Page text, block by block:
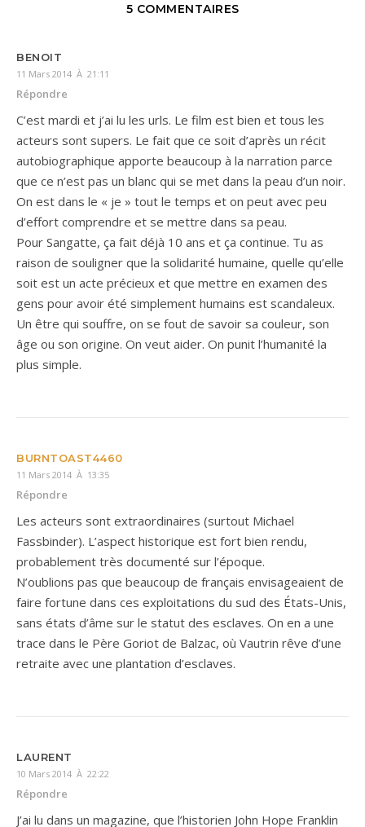
5 COMMENTAIRES
BENOIT
11 Mars 2014 À 21:11
Répondre
C’est mardi et j’ai lu les urls. Le film est bien et tous les
acteurs sont supers. Le fait que ce soit d’après un récit
autobiographique apporte beaucoup à la narration parce
que ce n’est pas un blanc qui se met dans la peau d’un noir.
On est dans le « je » tout le temps et on peut avec peu
d’effort comprendre et se mettre dans sa peau.
Pour Sangatte, ça fait déjà 10 ans et ça continue. Tu as
raison de souligner que la solidarité humaine, quelle qu’elle
soit est un acte précieux et que mettre en examen des
gens pour avoir été simplement humains est scandaleux.
Un être qui souffre, on se fout de savoir sa couleur, son
âge ou son origine. On veut aider. On punit l’humanité la
plus simple.
BURNTOAST4460
11 Mars 2014 À 13:35
Répondre
Les acteurs sont extraordinaires (surtout Michael
Fassbinder). L’aspect historique est fort bien rendu,
probablement très documenté sur l’époque.
N’oublions pas que beaucoup de français envisageaient de
faire fortune dans ces exploitations du sud des États-Unis,
sans états d’âme sur le statut des esclaves. On en a une
trace dans le Père Goriot de Balzac, où Vautrin rêve d’une
retraite avec une plantation d’esclaves.
LAURENT
10 Mars 2014 À 22:22
Répondre
J’ai lu dans un magazine, que l’historien John Hope Franklin